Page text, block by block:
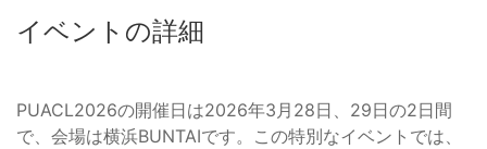
イベントの詳細
PUACL2026の開催日は2026年3月28日、29日の2日間
で、会場は横浜BUNTAIです。この特別なイベントでは、